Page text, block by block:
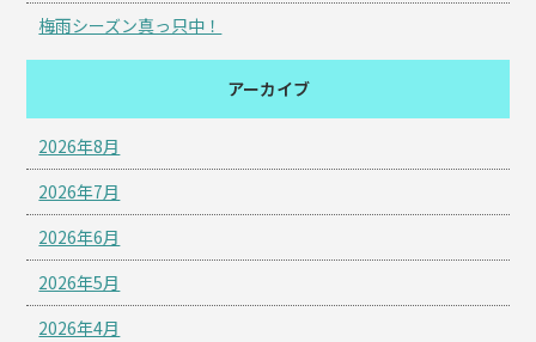
梅雨シーズン真っ只中！
アーカイブ
2026年8月
2026年7月
2026年6月
2026年5月
2026年4月